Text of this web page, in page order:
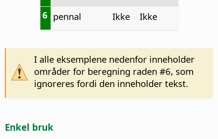
6 pennal Ikke Ikke
I alle eksemplene nedenfor inneholder
områder for beregning raden #6, som
ignoreres fordi den inneholder tekst.
Enkel bruk